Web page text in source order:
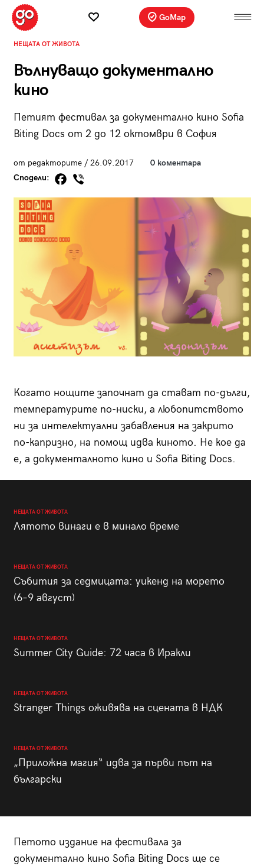
GoMap
НЕЩАТА ОТ ЖИВОТА
Вълнуващо документално
кино
Петият фестивал за документално кино Sofia
Biting Docs от 2 до 12 октомври в София
от редакторите / 26.09.2017
0 коментара
Сподели:
Когато нощите започнат да стават по-дълги,
температурите по-ниски, а любопитството
ни за интелектуални забавления на закрито
по-капризно, на помощ идва киното. Не кое да
е, а документалното кино и Sofia Biting Docs.
НЕЩАТА ОТ ЖИВОТА
Лятото винаги е в минало време
НЕЩАТА ОТ ЖИВОТА
Събития за седмицата: уикенд на морето
(6–9 август)
НЕЩАТА ОТ ЖИВОТА
Summer City Guide: 72 часа в Иракли
НЕЩАТА ОТ ЖИВОТА
Stranger Things оживява на сцената в НДК
НЕЩАТА ОТ ЖИВОТА
„Приложна магия“ идва за първи път на
български
Петото издание на фестивала за
документално кино Sofia Biting Docs ще се